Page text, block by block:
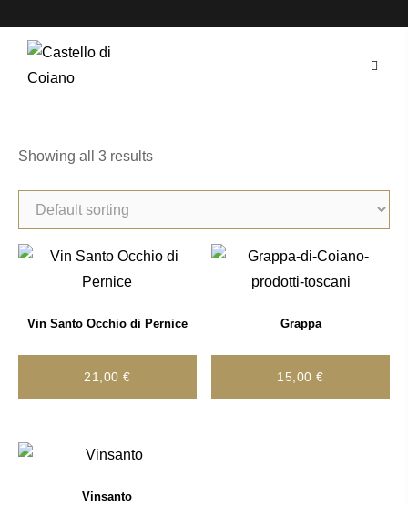
Skip
Showing all 3 results
Vin Santo Occhio di Pernice
21,00€
Grappa
15,00€
Vinsanto